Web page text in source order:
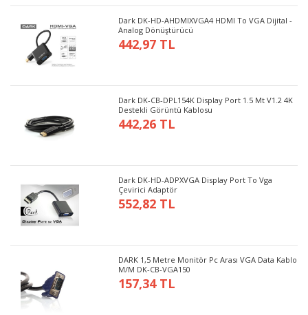
Dark DK-HD-AHDMIXVGA4 HDMI To VGA Dijital -
Analog Dönüştürücü
442,97 TL
Dark DK-CB-DPL154K Display Port 1.5 Mt V1.2 4K
Destekli Görüntü Kablosu
442,26 TL
Dark DK-HD-ADPXVGA Display Port To Vga
Çevirici Adaptör
552,82 TL
DARK 1,5 Metre Monitör Pc Arası VGA Data Kablo
M/M DK-CB-VGA150
157,34 TL